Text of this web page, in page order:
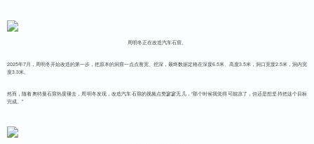
周明冬正在改造汽车石窟。
2025年7月，周明冬开始改造的第一步，把原本的洞窟一点点凿宽、挖深，最终数据定格在深度6.5米、高度3.5米，洞口宽度2.5米，洞内宽
度3.3米。
然而，随着奥特曼石窟热度褪去，周明冬发现，改造汽车石窟的视频点赞寥寥无几，“那个时候我觉得可能凉了，但还是想坚持把这个目标
完成。”